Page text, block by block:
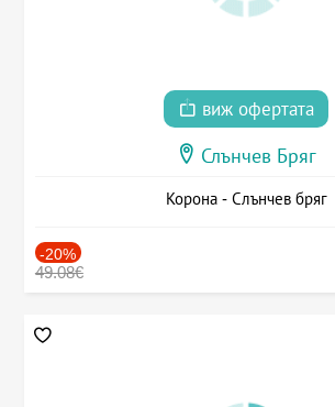
виж офертата
Слънчев Бряг
Корона - Слънчев бряг
-20%
49.08€